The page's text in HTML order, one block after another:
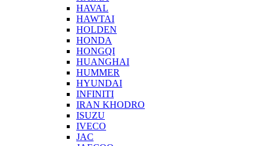
HAVAL
HAWTAI
HOLDEN
HONDA
HONGQI
HUANGHAI
HUMMER
HYUNDAI
INFINITI
IRAN KHODRO
ISUZU
IVECO
JAC